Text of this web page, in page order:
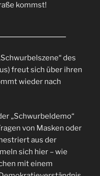
kommst!
des
freut sich über ihren
wieder nach
„Schwurbeldemo“
von Masken oder
aus der
sich hier – wie
mit einem